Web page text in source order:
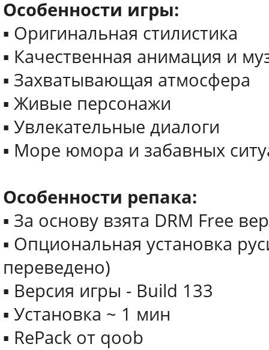
Особенности игры:
▪ Оригинальная стилистика
▪ Качественная анимация и
▪ Захватывающая атмосфера
▪ Живые персонажи
▪ Увлекательные диалоги
▪ Море юмора и забавных
Особенности репака:
▪ За основу взята DRM Free
▪ Опциональная установка
переведено)
▪ Версия игры - Build 133
▪ Установка ~ 1 мин
▪ RePack от qoob